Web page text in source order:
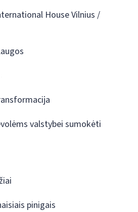
House Vilnius /
valstybei sumokėti
pinigais